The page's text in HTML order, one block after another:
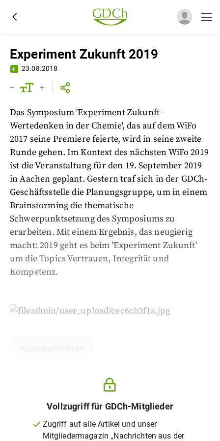
Experiment Zukunft 2019
23.08.2018
Das Symposium 'Experiment Zukunft -
Wertedenken in der Chemie', das auf dem WiFo
2017 seine Premiere feierte, wird in seine zweite
Runde gehen. Im Kontext des nächsten WiFo 2019
ist die Veranstaltung für den 19. September 2019
in Aachen geplant. Gestern traf sich in der GDCh-
Geschäftsstelle die Planungsgruppe, um in einem
Brainstorming die thematische
Schwerpunktsetzung des Symposiums zu
erarbeiten. Mit einem Ergebnis, das neugierig
macht: 2019 geht es beim 'Experiment Zukunft'
um die Topics Vertrauen, Integrität und
Kompetenz.
Vollzugriff für GDCh-Mitglieder
Zugriff auf alle Artikel und unser
Mitgliedermagazin „Nachrichten aus der